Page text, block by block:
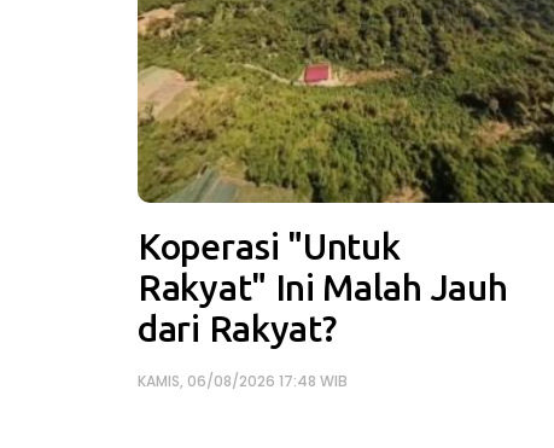
Koperasi "Untuk
Rakyat" Ini Malah Jauh
dari Rakyat?
KAMIS, 06/08/2026 17:48 WIB